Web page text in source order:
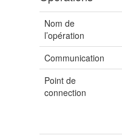
Nom de
l’opération
Communication
Point de
connection